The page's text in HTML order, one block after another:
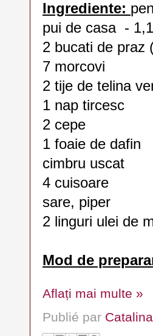
Ingrediente:
pui de casa -
2 bucati de praz
7 morcovi
2 tije de telina
1 nap tircesc
2 cepe
1 foaie de dafin
cimbru uscat
4 cuisoare
sare, piper
2 linguri ulei de
Mod de
Aflați mai multe »
Publié par Catalina